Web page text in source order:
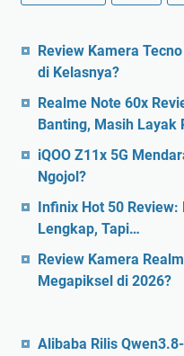
Review Kamera
di Kelasnya?
Realme Note 60x
Banting, Masih Layak
iQOO Z11x 5G
Ngojol?
Infinix Hot 50
Lengkap, Tapi…
Review Kamera
Megapiksel di 2026?
Alibaba Rilis